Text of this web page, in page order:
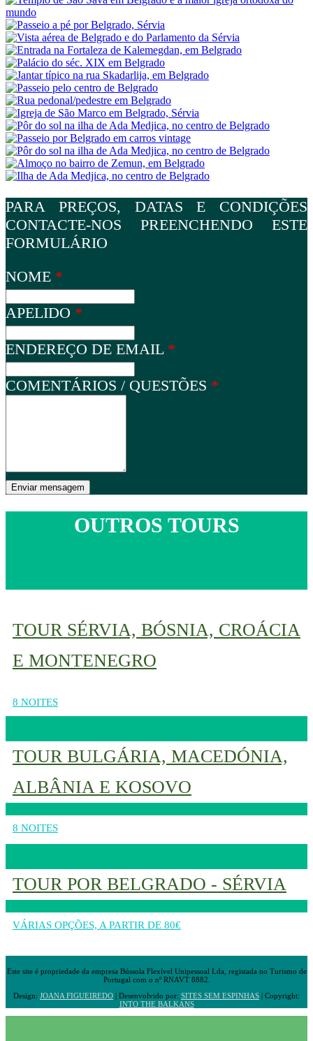
PARA PREÇOS, DATAS E CONDIÇÕES
CONTACTE-NOS PREENCHENDO ESTE
FORMULÁRIO
NOME *
APELIDO *
ENDEREÇO DE EMAIL *
COMENTÁRIOS / QUESTÕES *
OUTROS TOURS
TOUR SÉRVIA, BÓSNIA, CROÁCIA
E MONTENEGRO
8 NOITES
TOUR BULGÁRIA, MACEDÓNIA,
ALBÂNIA E KOSOVO
8 NOITES
TOUR POR BELGRADO - SÉRVIA
VÁRIAS OPÇÕES, A PARTIR DE 80€
Este site é propriedade da empresa Bússola Flexível Unipessoal Lda, registada no Turismo de
Portugal com o nº RNAVT 8882.
Design: JOANA FIGUEIREDO | Desenvolvido por: SITES SEM ESPINHAS | Copyright:
INTO THE BALKANS